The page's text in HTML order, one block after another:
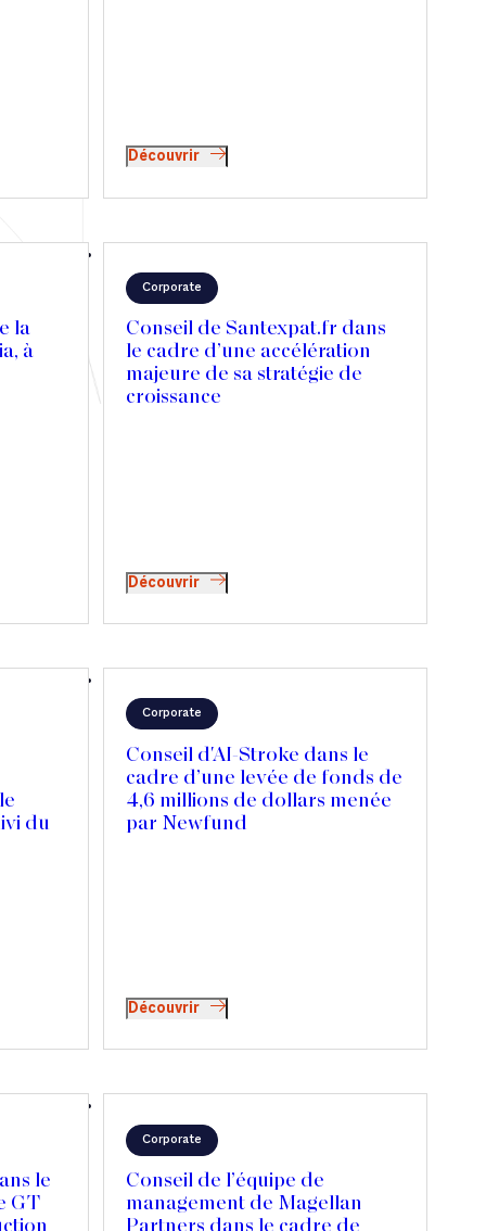
Découvrir
la
à
Corporate
Conseil de Santexpat.fr dans
le cadre d’une accélération
majeure de sa stratégie de
croissance
Découvrir
du
Corporate
Conseil d'AI-Stroke dans le
cadre d’une levée de fonds de
4,6 millions de dollars menée
par Newfund
Découvrir
le
GT
Corporate
Conseil de l’équipe de
management de Magellan